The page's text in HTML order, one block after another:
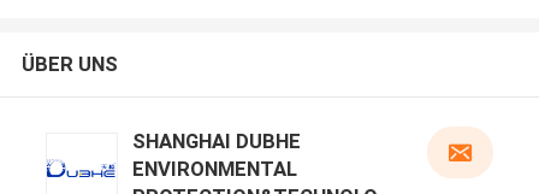
ÜBER UNS
SHANGHAI DUBHE
ENVIRONMENTAL